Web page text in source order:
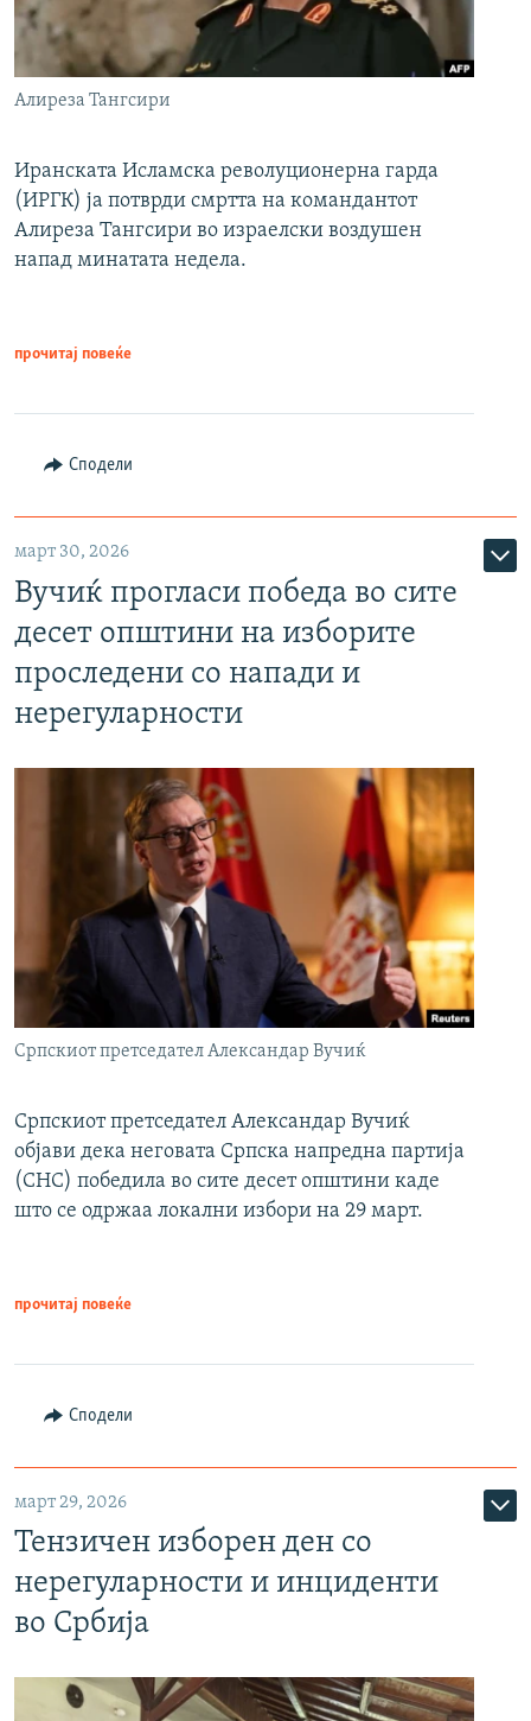
Алиреза Тангсири
Иранската Исламска револуционерна гарда
(ИРГК) ја потврди смртта на командантот
Алиреза Тангсири во израелски воздушен
напад минатата недела.
прочитај повеќе
Сподели
март 30, 2026
Вучиќ прогласи победа во сите
десет општини на изборите
проследени со напади и
нерегуларности
Српскиот претседател Александар Вучиќ
Српскиот претседател Александар Вучиќ
објави дека неговата Српска напредна партија
(СНС) победила во сите десет општини каде
што се одржаа локални избори на 29 март.
прочитај повеќе
Сподели
март 29, 2026
Тензичен изборен ден со
нерегуларности и инциденти
во Србија